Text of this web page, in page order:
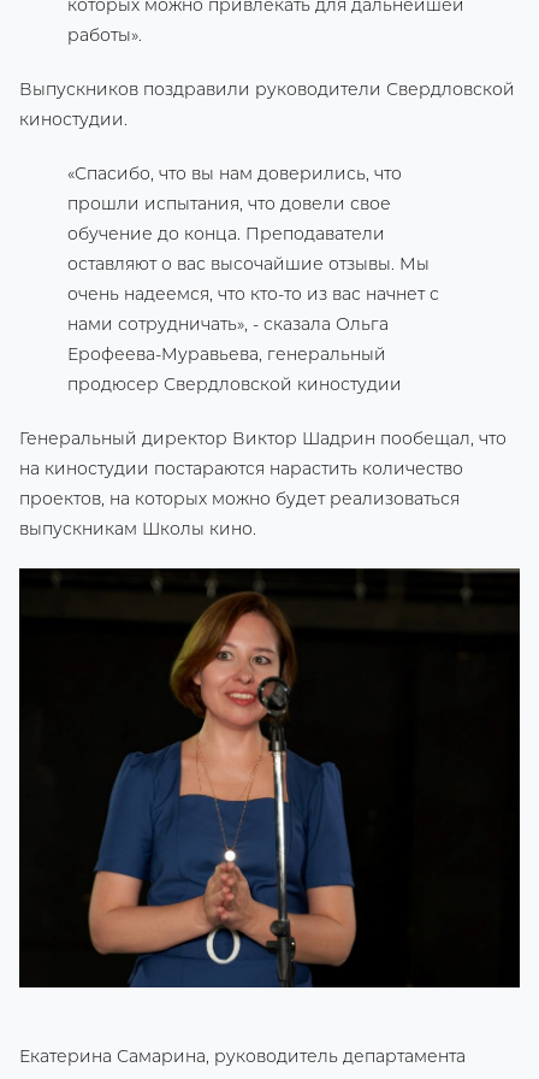
которых можно привлекать для дальнейшей
работы».
Выпускников поздравили руководители Свердловской
киностудии.
«Спасибо, что вы нам доверились, что
прошли испытания, что довели свое
обучение до конца. Преподаватели
оставляют о вас высочайшие отзывы. Мы
очень надеемся, что кто-то из вас начнет с
нами сотрудничать», - сказала Ольга
Ерофеева-Муравьева, генеральный
продюсер Свердловской киностудии
Генеральный директор Виктор Шадрин пообещал, что
на киностудии постараются нарастить количество
проектов, на которых можно будет реализоваться
выпускникам Школы кино.
Екатерина Самарина, руководитель департамента